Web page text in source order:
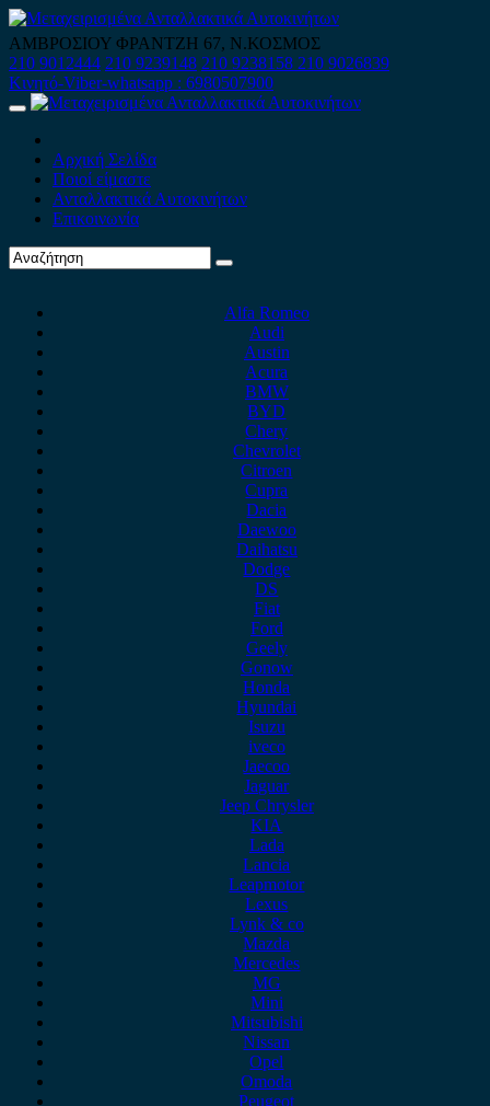
Skip
to
content
ΑΜΒΡΟΣΙΟΥ ΦΡΑΝΤΖΗ 67, Ν.ΚΟΣΜΟΣ
210 9012444 210 9239148 210 9238158 210 9026839
Κινητό-Viber-whatsapp : 6980507900
Primary
Αρχική Σελίδα
Ποιοί είμαστε
Ανταλλακτικά Αυτοκινήτων
Επικοινωνία
Alfa Romeo
Audi
Austin
Acura
BMW
BYD
Chery
Chevrolet
Citroen
Cupra
Dacia
Daewoo
Daihatsu
Dodge
DS
Fiat
Ford
Geely
Gonow
Honda
Hyundai
Isuzu
iveco
Jaecoo
Jaguar
Jeep Chrysler
KIA
Lada
Lancia
Leapmotor
Lexus
Lynk & co
Mazda
Mercedes
MG
Mini
Mitsubishi
Nissan
Opel
Omoda
Peugeot